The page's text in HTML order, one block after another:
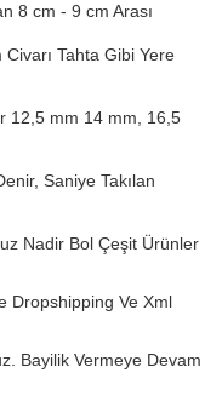
8 cm - 9 cm Arası
Civarı Tahta Gibi Yere
12,5 mm 14 mm, 16,5
Saniye Takılan
Nadir Bol Çeşit Ürünler
Dropshipping Ve Xml
Bayilik Vermeye Devam